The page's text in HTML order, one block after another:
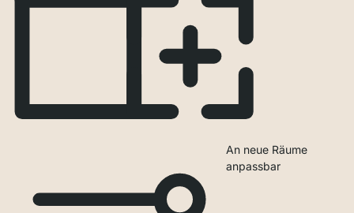
An neue Räume
anpassbar